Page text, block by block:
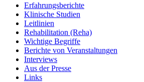
Erfahrungsberichte
Klinische Studien
Leitlinien
Rehabilitation (Reha)
Wichtige Begriffe
Berichte von Veranstaltungen
Interviews
Aus der Presse
Links